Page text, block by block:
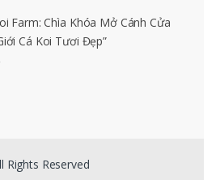
Farm: Chìa Khóa Mở Cánh Cửa
Cá Koi Tươi Đẹp”
Rights Reserved